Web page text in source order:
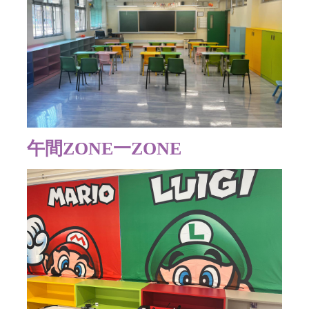
午間ZONE一ZONE